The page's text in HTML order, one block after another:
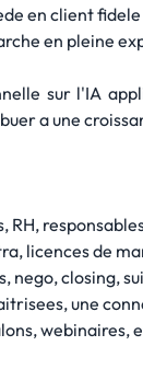
en client fidele
en pleine
sur l'IA
a une
licences de
nego, closing,
une
webinaires,